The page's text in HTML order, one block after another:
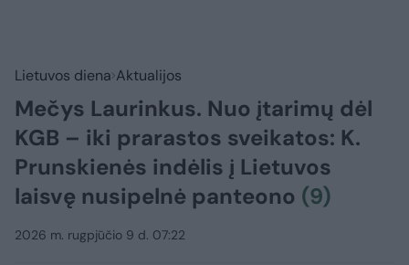
Lietuvos diena Aktualijos
Mečys Laurinkus. Nuo įtarimų dėl
KGB – iki prarastos sveikatos: K.
Prunskienės indėlis į Lietuvos
laisvę nusipelnė panteono (9)
2026 m. rugpjūčio 9 d. 07:22